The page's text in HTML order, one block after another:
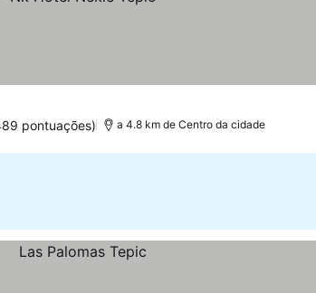
pontuações) a 4.8 km de Centro da cidade